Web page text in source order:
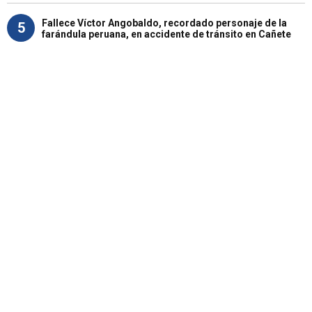
5
Fallece Víctor Angobaldo, recordado personaje de la
farándula peruana, en accidente de tránsito en Cañete